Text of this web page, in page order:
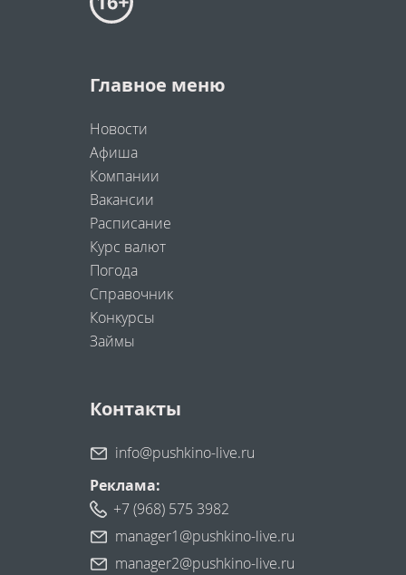
Главное меню
Новости
Афиша
Компании
Вакансии
Расписание
Курс валют
Погода
Справочник
Конкурсы
Займы
Контакты
info@pushkino-live.ru
Реклама:
+7 (968) 575 3982
manager1@pushkino-live.ru
manager2@pushkino-live.ru